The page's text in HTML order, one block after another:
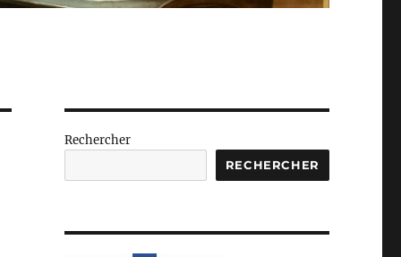
Rechercher
RECHERCHER